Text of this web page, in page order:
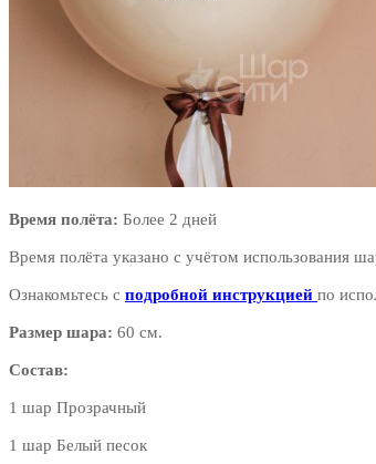
Время полёта: Более 2 дней
Время полёта указано с учётом использования
Ознакомьтесь с подробной инструкцией по
Размер шара: 60 см.
Состав:
1 шар Прозрачный
1 шар Белый песок